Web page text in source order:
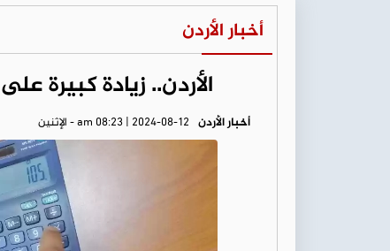
أخبار الأردن
الأردن.. زيادة كبيرة
أخبار الأردن am 08:23 | 2024-08-12 - الإثنين